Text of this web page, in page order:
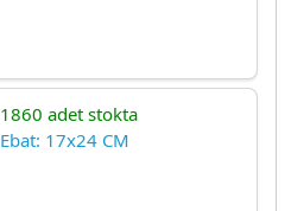
1860 adet stokta
Ebat: 17x24 CM